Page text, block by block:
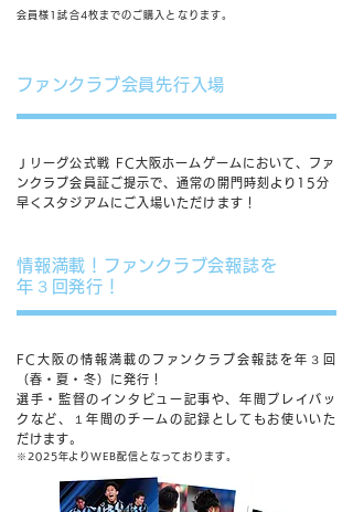
会員様1試合4枚までのご購入となります。
ファンクラブ会員先行入場
Ｊリーグ公式戦 FC大阪ホームゲームにおいて、ファ
ンクラブ会員証ご提示で、通常の開門時刻より15分
早くスタジアムにご入場いただけます！
情報満載！ファンクラブ会報誌を
年３回発行！
FC大阪の情報満載のファンクラブ会報誌を年３回
（春・夏・冬）に発行！
選手・監督のインタビュー記事や、年間プレイバッ
クなど、１年間のチームの記録としてもお使いいた
だけます。
※2025年よりWEB配信となっております。